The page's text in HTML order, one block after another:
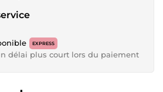
EXPRESS
délai plus court lors du paiement